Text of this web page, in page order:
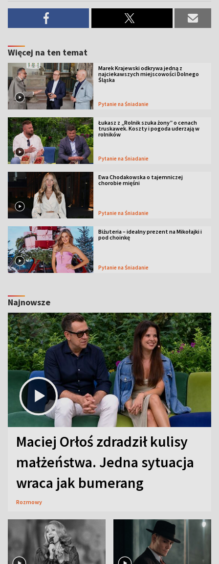
Więcej na ten temat
Marek Krajewski odkrywa jedną z
najciekawszych miejscowości Dolnego
Śląska
Pytanie na Śniadanie
Łukasz z „Rolnik szuka żony” o cenach
truskawek. Koszty i pogoda uderzają w
rolników
Pytanie na Śniadanie
Ewa Chodakowska o tajemniczej
chorobie mięśni
Pytanie na Śniadanie
Biżuteria – idealny prezent na Mikołajki i
pod choinkę
Pytanie na Śniadanie
Najnowsze
Maciej Orłoś zdradził kulisy
małżeństwa. Jedna sytuacja
wraca jak bumerang
Rozmowy